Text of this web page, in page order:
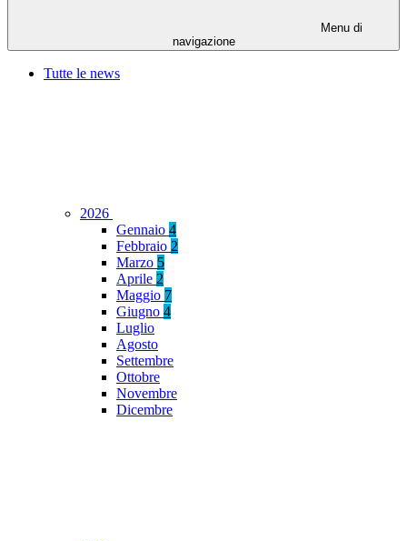
Menu di
navigazione
Tutte le news
2026
Gennaio 4
Febbraio 2
Marzo 5
Aprile 2
Maggio 7
Giugno 4
Luglio
Agosto
Settembre
Ottobre
Novembre
Dicembre